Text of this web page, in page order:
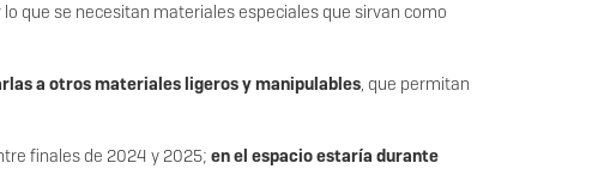
que se necesitan materiales especiales que sirvan como
a otros materiales ligeros y manipulables, que permitan
finales de 2024 y 2025; en el espacio estaría durante